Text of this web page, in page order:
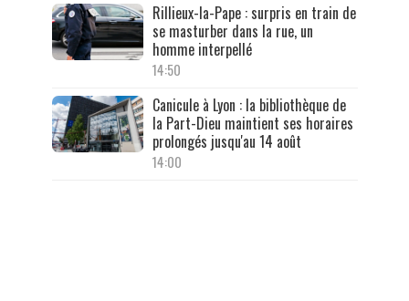
Rillieux-la-Pape : surpris en train de
se masturber dans la rue, un
homme interpellé
14:50
Canicule à Lyon : la bibliothèque de
la Part-Dieu maintient ses horaires
prolongés jusqu'au 14 août
14:00